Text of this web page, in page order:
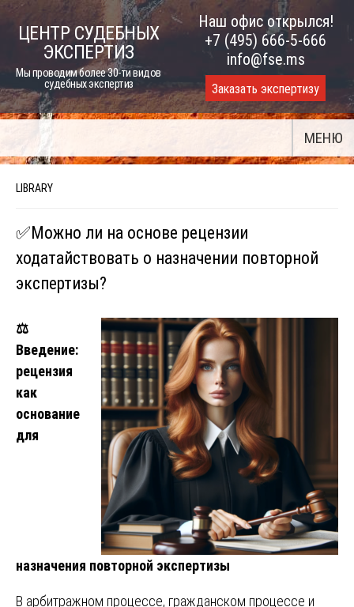
Skip
ЦЕНТР СУДЕБНЫХ
ЭКСПЕРТИЗ
Мы проводим более 30-ти видов
судебных экспертиз
Наш офис открылся!
+7 (495) 666-5-666
info@fse.ms
Заказать экспертизу
МЕНЮ
LIBRARY
✅Можно ли на основе рецензии
ходатайствовать о назначении повторной
экспертизы?
⚖️
Введение:
рецензия
как
основание
для
назначения повторной экспертизы
В арбитражном процессе, гражданском процессе и